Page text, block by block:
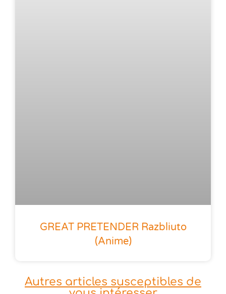
GREAT PRETENDER Razbliuto
(anime)
Autres articles susceptibles de